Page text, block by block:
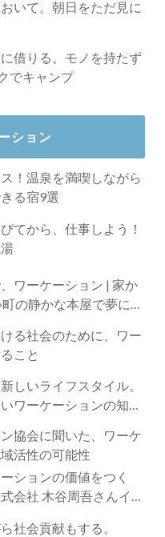
いて。朝日をただ見に
借りる。モノを持たず
でキャンプ
ション
！温泉を満喫しながら
る宿9選
てから、仕事しよう！
ワーケーション | 家か
の静かな本屋で夢に近
る社会のために、ワー
こと
しいライフスタイル。
ワーケーションの知ら
協会に聞いた、ワーケ
活性の可能性
ションの価値をつく
会社 木谷周吾さんイン
社会貢献もする。